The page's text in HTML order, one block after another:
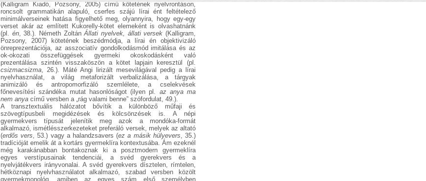
(Kalligram Kiadó, Pozsony, 2005) című kötetének nyelvrontáson,
roncsolt grammatikán alapuló, cserfes szájú lírai ént feltételező
minimálverseinek hatása figyelhető meg, olyannyira, hogy egy-egy
verset akár az említett Kukorelly-kötet elemeként is olvashatnánk
(pl. én, 38.). Németh ZoltánÁllati nyelvek, állati versek (Kalligram,
Pozsony, 2007) kötetének beszédmódja, a lírai én objektivizáló
önreprezentációja, az asszociatív gondolkodásmód imitálása és az
ok-okozati összefüggések gyermeki okoskodásként való
prezentálása szintén visszaköszön a kötet lapjain keresztül (pl.
csizmacsizma, 26.). Máté Angi lirizált mesevilágával pedig a lírai
nyelvhasználat, a világ metaforizált verbalizálása, a tárgyak
animizáló és antropomorfizáló szemlélete, a cselekvések
főnevesítési szándéka mutat hasonlóságot (ilyen pl. az anya ma
nem anya című versben a „rág valami benne” szófordulat, 49.).
A transztextuális hálózatot bővítik a különböző műfaji és
szövegtípusbeli megidézések és kölcsönzések is. A népi
gyermekvers típusát jelenítik meg azok a mondóka-formát
alkalmazó, ismétlésszerkezeteket preferáló versek, melyek az altató
(erdős vers, 53.) vagy a halandzsavers (ez a másik hülyevers, 35.)
tradícióját emelik át a kortárs gyermeklíra kontextusába. Ám ezeknél
még karakánabban bontakoznak ki a posztmodern gyermeklíra
egyes verstípusainak tendenciái, a svéd gyerekvers és a
nyelvjátékvers irányvonalai. A svéd gyerekvers dísztelen, rímtelen,
hétköznapi nyelvhasználatot alkalmazó, szabad versben közölt
gyermekmonológ, amiben az egyes szám első személyben